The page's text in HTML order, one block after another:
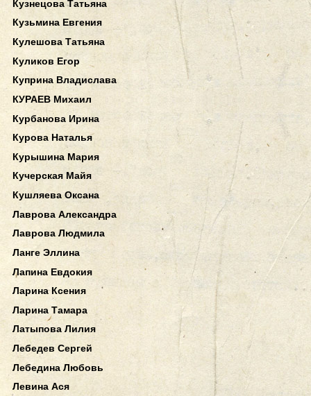
Кузнецова Татьяна
Кузьмина Евгения
Кулешова Татьяна
Куликов Егор
Куприна Владислава
КУРАЕВ Михаил
Курбанова Ирина
Курова Наталья
Курышина Мария
Кучерская Майя
Кушляева Оксана
Лаврова Александра
Лаврова Людмила
Ланге Эллина
Лапина Евдокия
Ларина Ксения
Ларина Тамара
Латыпова Лилия
Лебедев Сергей
Лебедина Любовь
Левина Ася